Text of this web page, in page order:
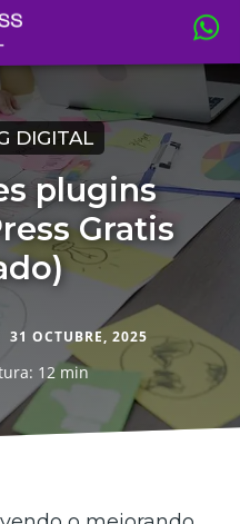
DIGITAL
plugins
Gratis
31 OCTUBRE, 2025
12 min